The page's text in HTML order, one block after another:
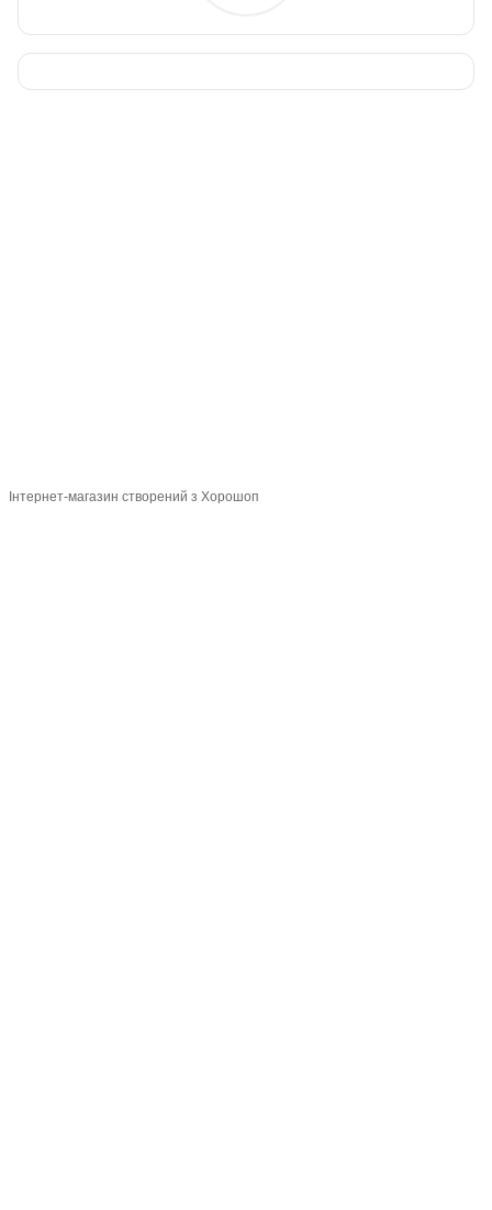
Інтернет-магазин створений з Хорошоп